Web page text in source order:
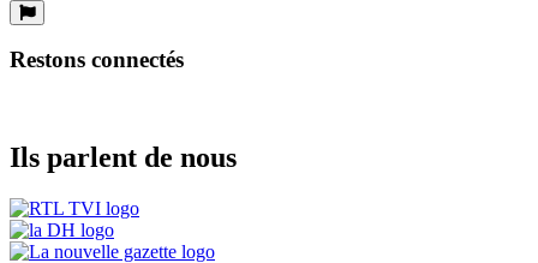
Restons connectés
Ils parlent de nous